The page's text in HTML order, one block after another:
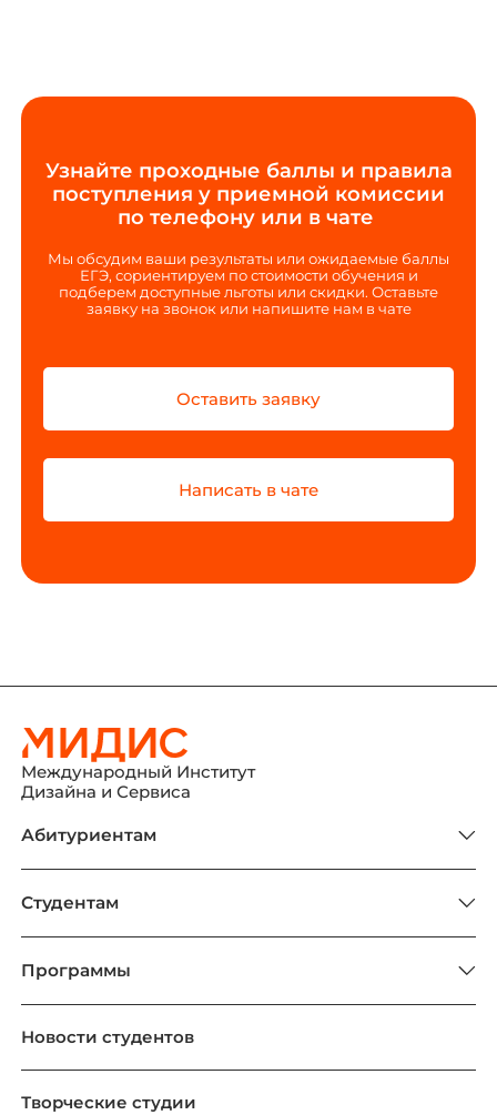
Узнайте проходные баллы и правила
поступления у приемной комиссии
по телефону или в чате
Мы обсудим ваши результаты или ожидаемые баллы
ЕГЭ, сориентируем по стоимости обучения и
подберем доступные льготы или скидки. Оставьте
заявку на звонок или напишите нам в чате
Оставить заявку
Написать в чате
Международный Институт
Дизайна и Сервиса
Новости студентов
Творческие студии
Программы
Абитуриентам
Студентам